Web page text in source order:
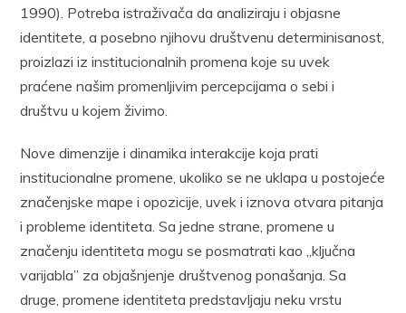
1990). Potreba istraživača da analiziraju i objasne
identitete, a posebno njihovu društvenu determinisanost,
proizlazi iz institucionalnih promena koje su uvek
praćene našim promenljivim percepcijama o sebi i
društvu u kojem živimo.
Nove dimenzije i dinamika interakcije koja prati
institucionalne promene, ukoliko se ne uklapa u postojeće
značenjske mape i opozicije, uvek i iznova otvara pitanja
i probleme identiteta. Sa jedne strane, promene u
značenju identiteta mogu se posmatrati kao „ključna
varijabla” za objašnjenje društvenog ponašanja. Sa
druge, promene identiteta predstavljaju neku vrstu